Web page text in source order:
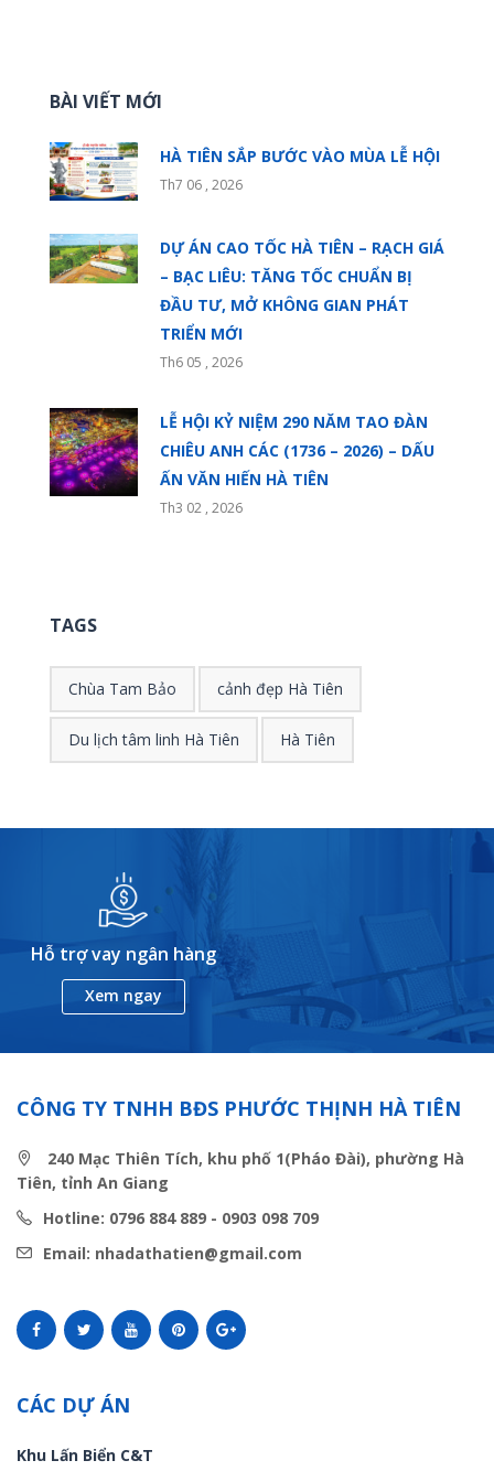
BÀI VIẾT MỚI
HÀ TIÊN SẮP BƯỚC VÀO MÙA LỄ HỘI
Th7 06 , 2026
DỰ ÁN CAO TỐC HÀ TIÊN – RẠCH GIÁ
– BẠC LIÊU: TĂNG TỐC CHUẨN BỊ
ĐẦU TƯ, MỞ KHÔNG GIAN PHÁT
TRIỂN MỚI
Th6 05 , 2026
LỄ HỘI KỶ NIỆM 290 NĂM TAO ĐÀN
CHIÊU ANH CÁC (1736 – 2026) – DẤU
ẤN VĂN HIẾN HÀ TIÊN
Th3 02 , 2026
TAGS
Chùa Tam Bảo cảnh đẹp Hà Tiên
Du lịch tâm linh Hà Tiên Hà Tiên
Hỗ trợ vay ngân hàng
Xem ngay
CÔNG TY TNHH BĐS PHƯỚC THỊNH HÀ TIÊN
240 Mạc Thiên Tích, khu phố 1(Pháo Đài), phường Hà
Tiên, tỉnh An Giang
Hotline: 0796 884 889 - 0903 098 709
Email: nhadathatien@gmail.com
CÁC DỰ ÁN
Khu Lấn Biển C&T